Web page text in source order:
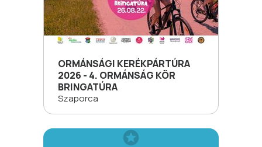
ORMÁNSÁGI KERÉKPÁRTÚRA
2026 - 4. ORMÁNSÁG KÖR
BRINGATÚRA
Szaporca